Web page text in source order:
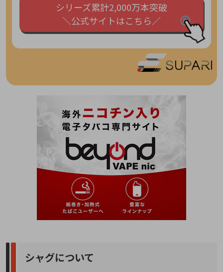
シリーズ累計2,000万本突破
＼公式サイトはこちら／
シャグについて